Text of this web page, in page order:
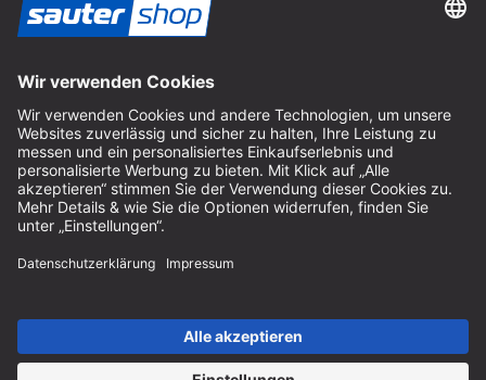
Impressum
AGB
Datenschutz
Cookie-Einstellungen
© 2026 sauter GmbH
* kostenloser Versand ab 150 Euro Bestellwert innerhalb
Deutschlands für die Standard-Paketgrößen - ausgenommen
Sperrgut und Fracht
In Abh. des Lieferlandes kann die MwSt. an der Kasse variieren.